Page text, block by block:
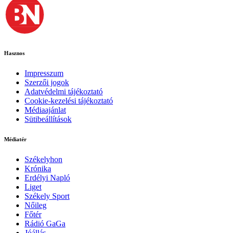
Hasznos
Impresszum
Szerzői jogok
Adatvédelmi tájékoztató
Cookie-kezelési tájékoztató
Médiaajánlat
Sütibeállítások
Médiatér
Székelyhon
Krónika
Erdélyi Napló
Liget
Székely Sport
Nőileg
Főtér
Rádió GaGa